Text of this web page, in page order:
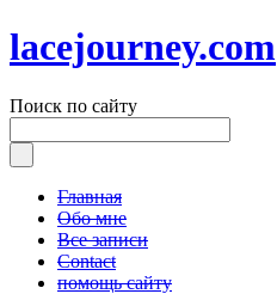
lacejourney.com
Поиск по сайту
Главная
Обо мне
Все записи
Contact
помощь сайту